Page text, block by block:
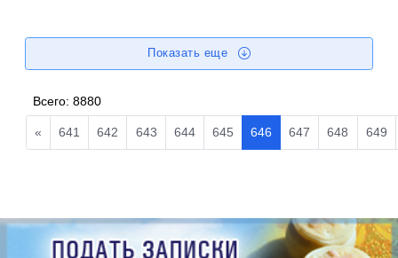
Показать еще
Всего:8880
« 641 642 643 644 645 646 647 648 649